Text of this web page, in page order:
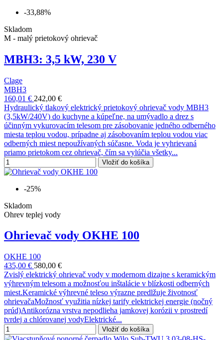
-33,88%
Skladom
M - malý prietokový ohrievač
MBH3: 3,5 kW, 230 V
Clage
MBH3
160,01 € 242,00 €
Hydraulický tlakový elektrický prietokový ohrievač vody MBH3
(3,5kW/240V) do kuchyne a kúpeľne, na umývadlo a drez s
účinným vykurovacím telesom pre zásobovanie jedného odberného
miesta teplou vodou, prípadne aj zásobovaním teplou vodou viac
odberných miest nepoužívaných súčasne. Voda je vyhrievaná
priamo prietokom cez ohrievač, čím sa vylúčia všetky...
Vložiť do košíka
-25%
Skladom
Ohrev teplej vody
Ohrievač vody OKHE 100
OKHE 100
435,00 € 580,00 €
Zvislý elektrický ohrievač vody v modernom dizajne s keramickým
výhrevným telesom a možnosťou inštalácie v blízkosti odberných
miest.Keramické výhrevné teleso výrazne predlžuje životnosť
ohrievačaMožnosť využitia nízkej tarify elektrickej energie (nočný
prúd)Antikorózna vrstva nepodlieha jamkovej korózii v prostredí
tvrdej a chlórovanej vodyElektrické...
Vložiť do košíka